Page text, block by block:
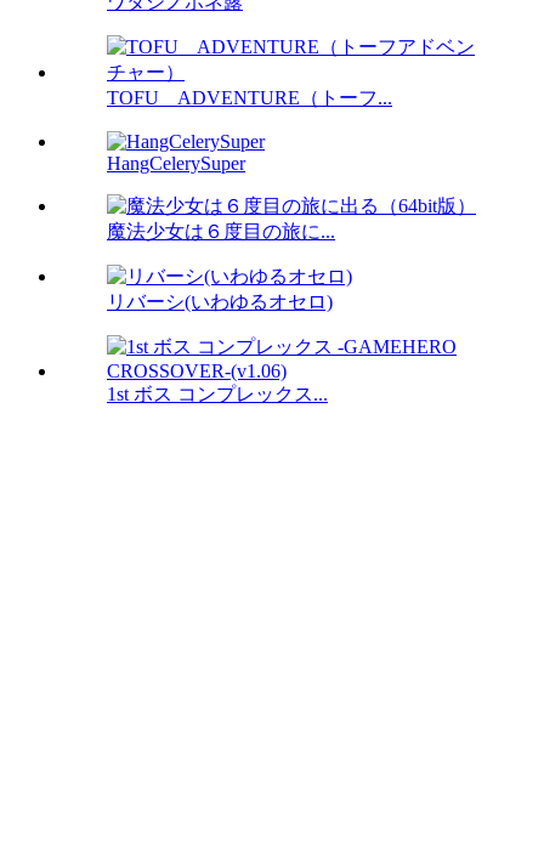
TOFU ADVENTURE（トーフ...
HangCelerySuper
魔法少女は６度目の旅に...
リバーシ(いわゆるオセロ)
1st ボス コンプレックス...